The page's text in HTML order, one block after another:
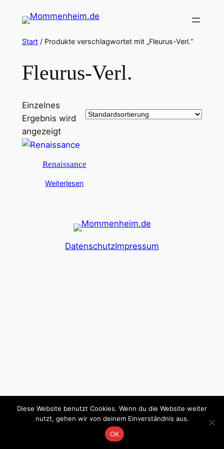
Inhalt
springen
Start/ Produkte verschlagwortet mit „Fleurus-Verl.“
Fleurus-Verl.
Einzelnes
Ergebnis wird
angezeigt
Renaissance
Weiterlesen
DatenschutzImpressum
Diese Website benutzt Cookies. Wenn du die Website weiter
nutzt, gehen wir von deinem Einverständnis aus.
OK